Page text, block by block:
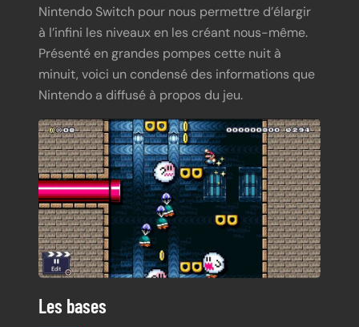
Nintendo Switch pour nous permettre d’élargir
à l’infini les niveaux en les créant nous-même.
Présenté en grandes pompes cette nuit à
minuit, voici un condensé des informations que
Nintendo a diffusé à propos du jeu.
Les bases